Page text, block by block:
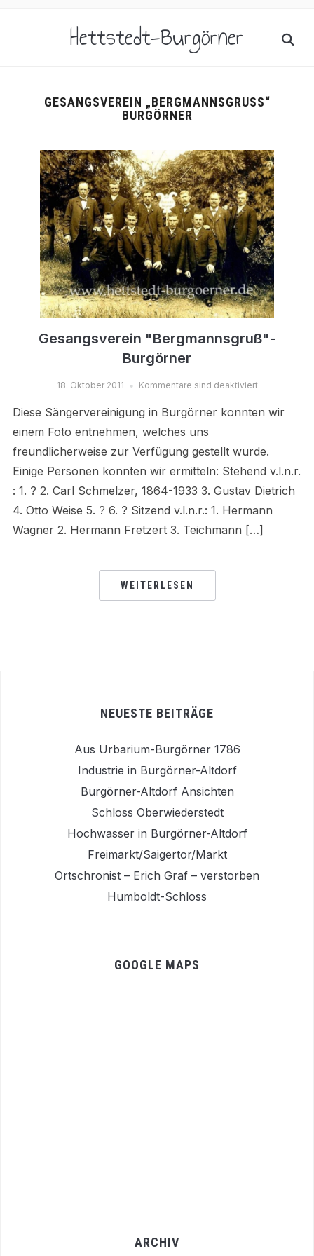
Hettstedt-Burgörner
GESANGSVEREIN „BERGMANNSGRUSS“ B
URGÖRNER
Gesangsverein "Bergmannsgruß"-
Burgörner
18. Oktober 2011 Kommentare sind deaktiviert
Diese Sängervereinigung in Burgörner konnten wir
einem Foto entnehmen, welches uns
freundlicherweise zur Verfügung gestellt wurde.
Einige Personen konnten wir ermitteln: Stehend v.l.n.r.
: 1. ? 2. Carl Schmelzer, 1864-1933 3. Gustav Dietrich
4. Otto Weise 5. ? 6. ? Sitzend v.l.n.r.: 1. Hermann
Wagner 2. Hermann Fretzert 3. Teichmann […]
WEITERLESEN
NEUESTE BEITRÄGE
Aus Urbarium-Burgörner 1786
Industrie in Burgörner-Altdorf
Burgörner-Altdorf Ansichten
Schloss Oberwiederstedt
Hochwasser in Burgörner-Altdorf
Freimarkt/Saigertor/Markt
Ortschronist – Erich Graf – verstorben
Humboldt-Schloss
GOOGLE MAPS
ARCHIV